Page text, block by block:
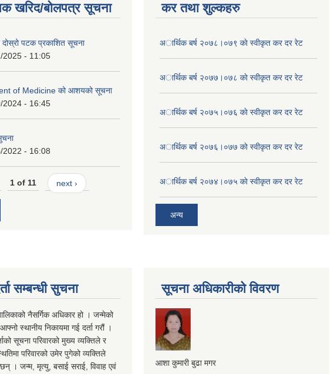
खरिद/बोलपत्र सूचना
दोस्रो पटक प्रकाशित सूचना
2025 - 11:05
of Medicine को आशयको सूचना
2024 - 16:45
2022 - 16:08
1 of 11 next ›
कर तथा शुल्कहरु
अार्थिक बर्ष २०७८।०७९ काे स्वीकृत कर दर रेट
अार्थिक बर्ष २०७७।०७८ काे स्वीकृत कर दर रेट
अार्थिक बर्ष २०७५।०७६ काे स्वीकृत कर दर रेट
अार्थिक बर्ष २०७६।०७७ काे स्वीकृत कर दर रेट
अार्थिक बर्ष २०७४।०७५ काे स्वीकृत कर दर रेट
अन्य
सम्बन्धी सुचना
नैसर्गिक अधिकार हो । जन्मेको
स्थानीय निकायमा गई दर्ता गरौं ।
सूचना परिवारको मुख्य व्यक्तिले र
परिवारको उमेर पुगेको व्यक्तिले
। जन्म, मृत्यु, बसाई सराई, विवाह एवं
सूचना अधिकारीको विवरण
आशा कुमारी बुढा मगर